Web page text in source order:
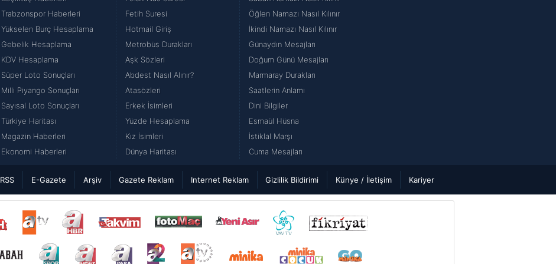
Trabzonspor Haberleri
Yükselen Burç Hesaplama
Gebelik Hesaplama
KDV Hesaplama
Süper Loto Sonuçları
Milli Piyango Sonuçları
Sayısal Loto Sonuçları
Türkiye Haritası
Magazin Haberleri
Ekonomi Haberleri
Fetih Suresi
Hotmail Giriş
Metrobüs Durakları
Aşk Sözleri
Abdest Nasıl Alınır?
Atasözleri
Erkek İsimleri
Yüzde Hesaplama
Kız İsimleri
Dünya Haritası
Öğlen Namazı Nasıl Kılınır
İkindi Namazı Nasıl Kılınır
Günaydın Mesajları
Doğum Günü Mesajları
Marmaray Durakları
Saatlerin Anlamı
Dini Bilgiler
Esmaül Hüsna
İstiklal Marşı
Cuma Mesajları
RSS E-Gazete Arşiv Gazete Reklam Internet Reklam Gizlilik Bildirimi Künye / İletişim Kariyer